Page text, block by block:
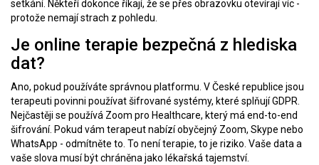
setkání. Někteří dokonce říkají, že se přes obrazovku otevírají víc -
protože nemají strach z pohledu.
Je online terapie bezpečná z hlediska
dat?
Ano, pokud používáte správnou platformu. V České republice jsou
terapeuti povinni používat šifrované systémy, které splňují GDPR.
Nejčastěji se používá Zoom pro Healthcare, který má end-to-end
šifrování. Pokud vám terapeut nabízí obyčejný Zoom, Skype nebo
WhatsApp - odmítněte to. To není terapie, to je riziko. Vaše data a
vaše slova musí být chráněna jako lékařská tajemství.